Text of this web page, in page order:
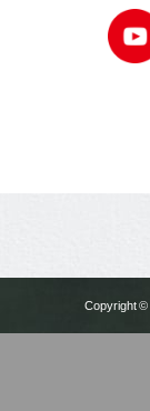
Copyright ©